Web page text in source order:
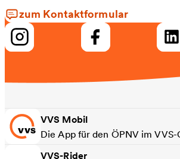
zum Kontaktformular
VVS Mobil
Die App für den ÖPNV im VVS-
VVS-Rider